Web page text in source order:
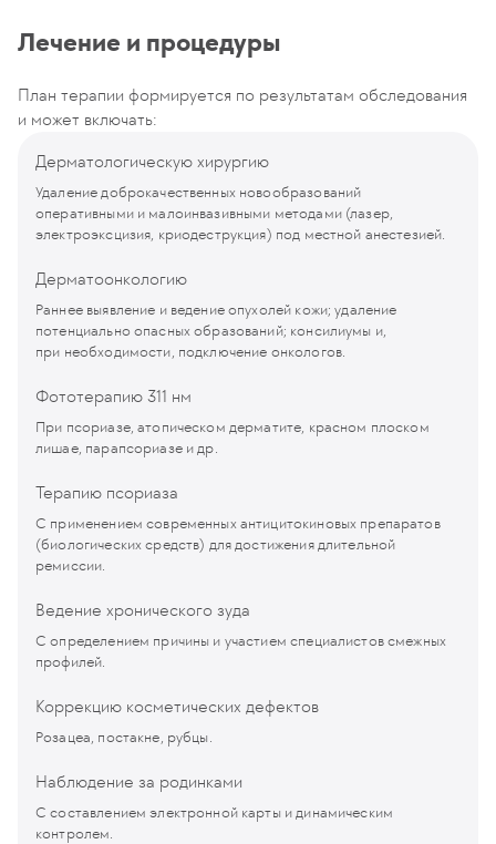
Лечение и процедуры
План терапии формируется по результатам обследования
и может включать:
Дерматологическую хирургию
Удаление доброкачественных новообразований
оперативными и малоинвазивными методами (лазер,
электроэксцизия, криодеструкция) под местной анестезией.
Дерматоонкологию
Раннее выявление и ведение опухолей кожи; удаление
потенциально опасных образований; консилиумы и,
при необходимости, подключение онкологов.
Фототерапию 311 нм
При псориазе, атопическом дерматите, красном плоском
лишае, парапсориазе и др.
Терапию псориаза
С применением современных антицитокиновых препаратов
(биологических средств) для достижения длительной
ремиссии.
Ведение хронического зуда
С определением причины и участием специалистов смежных
профилей.
Коррекцию косметических дефектов
Розацеа, постакне, рубцы.
Наблюдение за родинками
С составлением электронной карты и динамическим
контролем.